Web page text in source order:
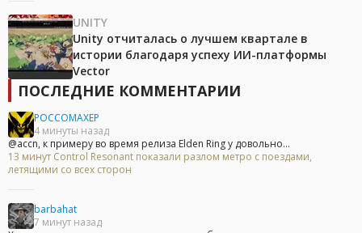
UNITY
Unity отчиталась о лучшем квартале в
истории благодаря успеху ИИ-платформы
Vector
ПОСЛЕДНИЕ КОММЕНТАРИИ
POCCOMAXEP
4 минуты назад
@accn, к примеру во время релиза Elden Ring у довольно...
13 минут Control Resonant показали разлом метро с поездами,
летящими со всех сторон
barbahat
7 минут назад